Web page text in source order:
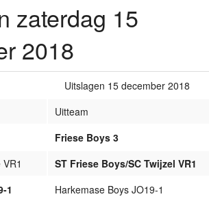
zaterdag 15
2018
Uitslagen 15 december 2018
Uitteam
Friese Boys 3
ST Friese Boys/SC Twijzel VR1
1
Harkemase Boys JO19-1